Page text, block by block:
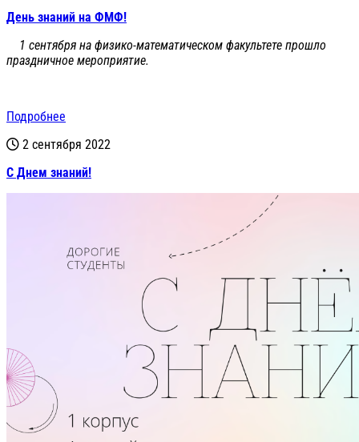
День знаний на ФМФ!
1 сентября на физико-математическом факультете прошло
праздничное мероприятие.
Подробнее
2 сентября 2022
С Днем знаний!